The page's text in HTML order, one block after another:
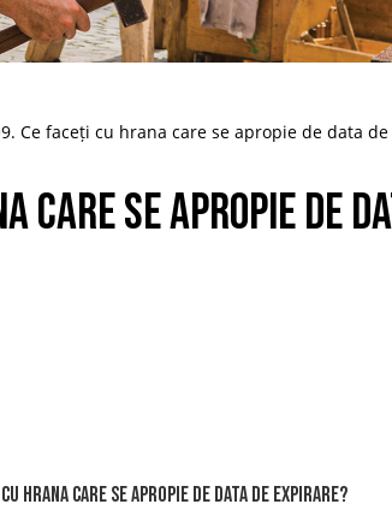
Ce faceți cu hrana care se apropie de data
care se apropie de
cu hrana care se apropie de data de expirare?